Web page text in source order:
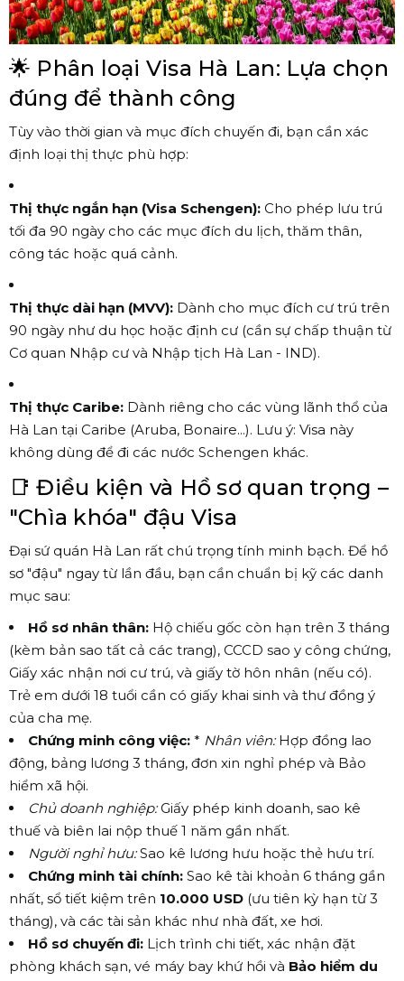
🌟 Phân loại Visa Hà Lan: Lựa chọn
đúng để thành công
Tùy vào thời gian và mục đích chuyến đi, bạn cần xác
định loại thị thực phù hợp:
Thị thực ngắn hạn (Visa Schengen): Cho phép lưu trú
tối đa 90 ngày cho các mục đích du lịch, thăm thân,
công tác hoặc quá cảnh.
Thị thực dài hạn (MVV): Dành cho mục đích cư trú trên
90 ngày như du học hoặc định cư (cần sự chấp thuận từ
Cơ quan Nhập cư và Nhập tịch Hà Lan - IND).
Thị thực Caribe: Dành riêng cho các vùng lãnh thổ của
Hà Lan tại Caribe (Aruba, Bonaire...). Lưu ý: Visa này
không dùng để đi các nước Schengen khác.
📑 Điều kiện và Hồ sơ quan trọng –
"Chìa khóa" đậu Visa
Đại sứ quán Hà Lan rất chú trọng tính minh bạch. Để hồ
sơ "đậu" ngay từ lần đầu, bạn cần chuẩn bị kỹ các danh
mục sau:
Hồ sơ nhân thân: Hộ chiếu gốc còn hạn trên 3 tháng
(kèm bản sao tất cả các trang), CCCD sao y công chứng,
Giấy xác nhận nơi cư trú, và giấy tờ hôn nhân (nếu có).
Trẻ em dưới 18 tuổi cần có giấy khai sinh và thư đồng ý
của cha mẹ.
Chứng minh công việc: * Nhân viên:Hợp đồng lao
động, bảng lương 3 tháng, đơn xin nghỉ phép và Bảo
hiểm xã hội.
Chủ doanh nghiệp:Giấy phép kinh doanh, sao kê
thuế và biên lai nộp thuế 1 năm gần nhất.
Người nghỉ hưu:Sao kê lương hưu hoặc thẻ hưu trí.
Chứng minh tài chính: Sao kê tài khoản 6 tháng gần
nhất, sổ tiết kiệm trên 10.000 USD (ưu tiên kỳ hạn từ 3
tháng), và các tài sản khác như nhà đất, xe hơi.
Hồ sơ chuyến đi: Lịch trình chi tiết, xác nhận đặt
phòng khách sạn, vé máy bay khứ hồi và Bảo hiểm du